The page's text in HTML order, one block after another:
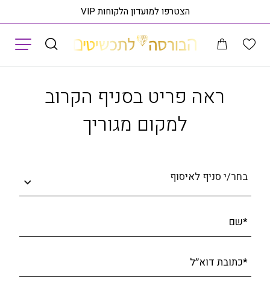
הצטרפו למועדון הלקוחות VIP
ראה פריט בסניף הקרוב
למקום מגוריך
בחר/י סניף לאיסוף
*שם
*כתובת דוא׳׳ל